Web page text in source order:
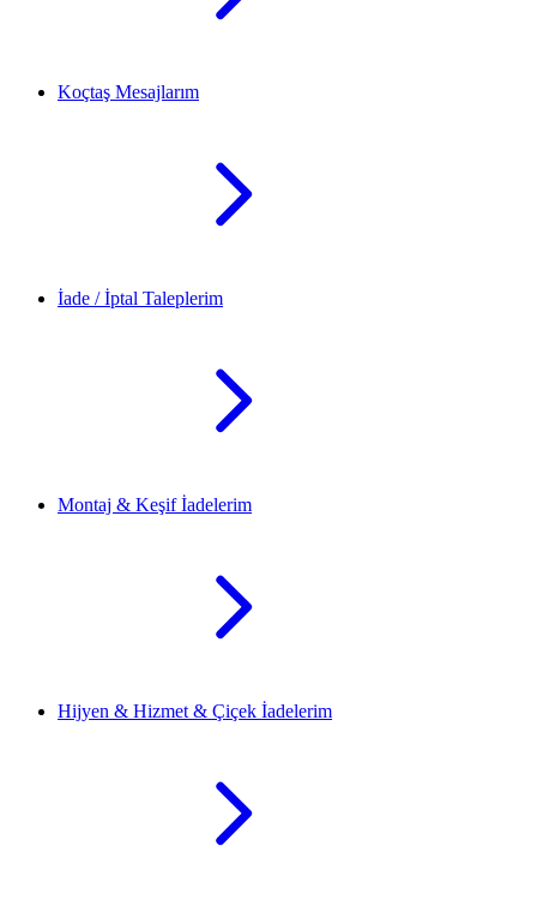
Koçtaş Mesajlarım
İade / İptal Taleplerim
Montaj & Keşif İadelerim
Hijyen & Hizmet & Çiçek İadelerim